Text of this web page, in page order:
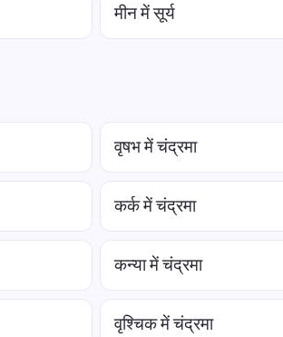
मीन में सूर्य
वृषभ में चंद्रमा
कर्क में चंद्रमा
कन्या में चंद्रमा
वृश्चिक में चंद्रमा